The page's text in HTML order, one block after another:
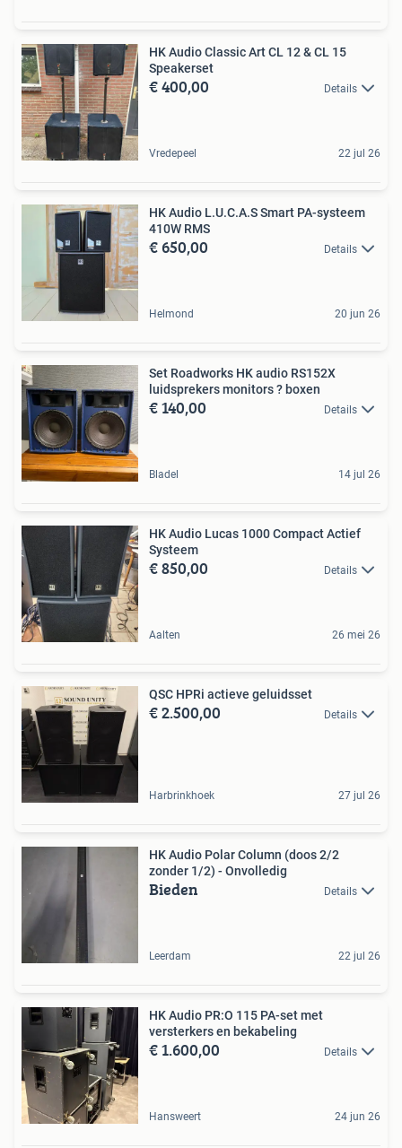
HK Audio Classic Art CL 12 & CL 15
Speakerset
€ 400,00 Details
Vredepeel 22 jul 26
HK Audio L.U.C.A.S Smart PA-systeem
410W RMS
€ 650,00 Details
Helmond 20 jun 26
Set Roadworks HK audio RS152X
luidsprekers monitors ? boxen
€ 140,00 Details
Bladel 14 jul 26
HK Audio Lucas 1000 Compact Actief
Systeem
€ 850,00 Details
Aalten 26 mei 26
QSC HPRi actieve geluidsset
€ 2.500,00 Details
Harbrinkhoek 27 jul 26
HK Audio Polar Column (doos 2/2
zonder 1/2) - Onvolledig
Bieden Details
Leerdam 22 jul 26
HK Audio PR:O 115 PA-set met
versterkers en bekabeling
€ 1.600,00 Details
Hansweert 24 jun 26